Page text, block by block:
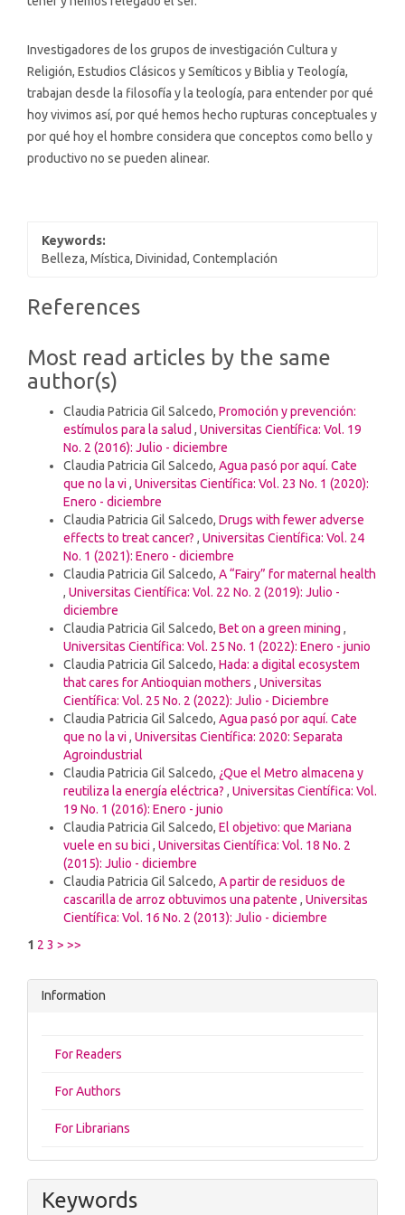
Investigadores de los grupos de investigación Cultura y
Religión, Estudios Clásicos y Semíticos y Biblia y Teología,
trabajan desde la filosofía y la teología, para entender por qué
hoy vivimos así, por qué hemos hecho rupturas conceptuales y
por qué hoy el hombre considera que conceptos como bello y
productivo no se pueden alinear.
Keywords:
Belleza, Mística, Divinidad, Contemplación
Article
References
Most read articles by the same
author(s)
Claudia Patricia Gil Salcedo, Promoción y prevención:
estímulos para la salud , Universitas Científica: Vol. 19
No. 2 (2016): Julio - diciembre
Claudia Patricia Gil Salcedo, Agua pasó por aquí. Cate
que no la vi , Universitas Científica: Vol. 23 No. 1 (2020):
Enero - diciembre
Claudia Patricia Gil Salcedo, Drugs with fewer adverse
effects to treat cancer? , Universitas Científica: Vol. 24
No. 1 (2021): Enero - diciembre
Claudia Patricia Gil Salcedo, A “Fairy” for maternal health
, Universitas Científica: Vol. 22 No. 2 (2019): Julio -
diciembre
Claudia Patricia Gil Salcedo, Bet on a green mining ,
Universitas Científica: Vol. 25 No. 1 (2022): Enero - junio
Claudia Patricia Gil Salcedo, Hada: a digital ecosystem
that cares for Antioquian mothers , Universitas
Científica: Vol. 25 No. 2 (2022): Julio - Diciembre
Claudia Patricia Gil Salcedo, Agua pasó por aquí. Cate
que no la vi , Universitas Científica: 2020: Separata
Agroindustrial
Claudia Patricia Gil Salcedo, ¿Que el Metro almacena y
reutiliza la energía eléctrica? , Universitas Científica: Vol.
19 No. 1 (2016): Enero - junio
Claudia Patricia Gil Salcedo, El objetivo: que Mariana
vuele en su bici , Universitas Científica: Vol. 18 No. 2
(2015): Julio - diciembre
Claudia Patricia Gil Salcedo, A partir de residuos de
cascarilla de arroz obtuvimos una patente , Universitas
Científica: Vol. 16 No. 2 (2013): Julio - diciembre
1 2 3 > >>
Information
For Readers
For Authors
For Librarians
Keywords